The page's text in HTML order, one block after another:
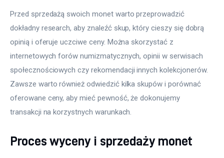
Przed sprzedażą swoich monet warto przeprowadzić
dokładny research, aby znaleźć skup, który cieszy się dobrą
opinią i oferuje uczciwe ceny. Można skorzystać z
internetowych forów numizmatycznych, opinii w serwisach
społecznościowych czy rekomendacji innych kolekcjonerów.
Zawsze warto również odwiedzić kilka skupów i porównać
oferowane ceny, aby mieć pewność, że dokonujemy
transakcji na korzystnych warunkach.
Proces wyceny i sprzedaży monet